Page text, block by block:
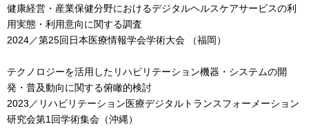
健康経営・産業保健分野におけるデジタルヘルスケアサービスの利
用実態・利用意向に関する調査
2024／第25回日本医療情報学会学術大会 （福岡）
テクノロジーを活用したリハビリテーション機器・システムの開
発・普及動向に関する俯瞰的検討
2023／リハビリテーション医療デジタルトランスフォーメーション
研究会第1回学術集会（沖縄）